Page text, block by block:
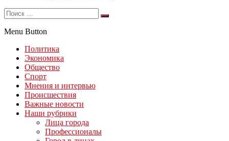
Menu Button
Политика
Экономика
Общество
Спорт
Мнения и интервью
Происшествия
Важные новости
Наши рубрики
Лица города
Профессионалы